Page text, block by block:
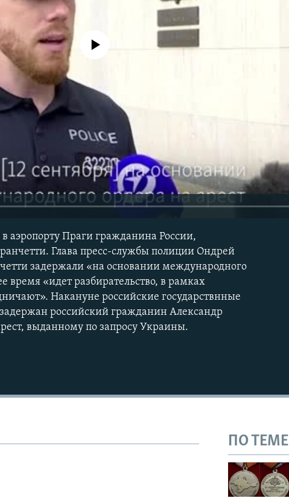
No media source currently available
аэропорту Праги гражданина России,
Глава пресс-службы полиции Ондрей
задержали «на основании международного
время «идет разбирательство, в рамках
Накануне российские государствнные
российский гражданин Александр
выданному по запросу Украины.
ПО ТЕМЕ